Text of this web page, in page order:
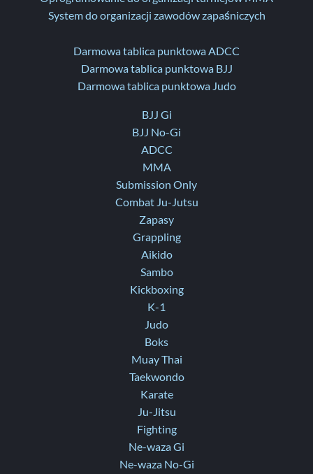
System do organizacji zawodów zapaśniczych
Darmowa tablica punktowa ADCC
Darmowa tablica punktowa BJJ
Darmowa tablica punktowa Judo
BJJ Gi
BJJ No-Gi
ADCC
MMA
Submission Only
Combat Ju-Jutsu
Zapasy
Grappling
Aikido
Sambo
Kickboxing
K-1
Judo
Boks
Muay Thai
Taekwondo
Karate
Ju-Jitsu
Fighting
Ne-waza Gi
Ne-waza No-Gi